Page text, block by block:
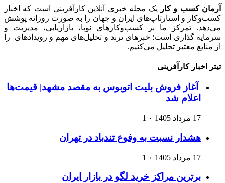
آرمان کسب و کار
یک مجله خبری آنلاین کارآفرینی است که اخبار
کسب‌وکار و استارتاپ‌های ایران و جهان را به صورت روزانه پوشش
می‌دهد. تمرکز ما بر کسب‌وکارهای نوپا، بازاریابی، مدیریت و
سرمایه گذاری است؛ خبرهای ترند و تحلیل‌های مهم و رویدادهای را
از منابع معتبر تحلیل می‌کنیم.
تیتر اخبار کارآفرینی
آغاز فروش بلیت اتوبوس به مقصد مشهد| قیمت‌ها
اعلام شد
17 مرداد 1405 ۰ 1
هشدار نسبت به وفوع تندباد در تهران
17 مرداد 1405 ۰ 1
برترین مراکز خرید لگو در بازار ایران